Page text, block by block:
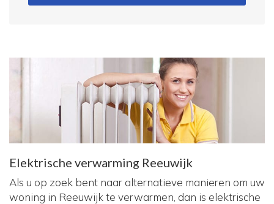
Elektrische verwarming Reeuwijk
Als u op zoek bent naar alternatieve manieren om uw
woning in Reeuwijk te verwarmen, dan is elektrische